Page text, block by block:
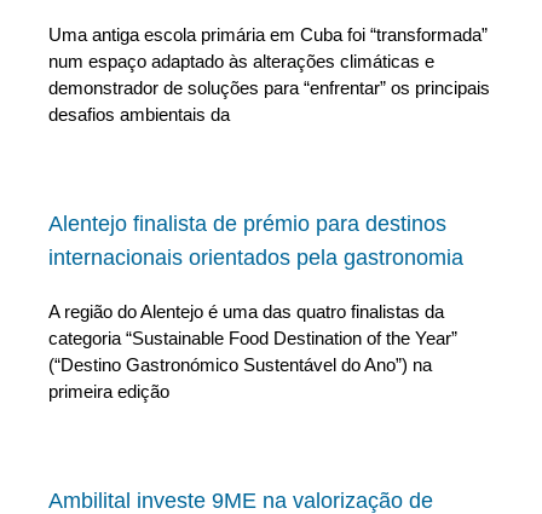
Uma antiga escola primária em Cuba foi “transformada”
num espaço adaptado às alterações climáticas e
demonstrador de soluções para “enfrentar” os principais
desafios ambientais da
Alentejo finalista de prémio para destinos
internacionais orientados pela gastronomia
A região do Alentejo é uma das quatro finalistas da
categoria “Sustainable Food Destination of the Year”
(“Destino Gastronómico Sustentável do Ano”) na
primeira edição
Ambilital investe 9ME na valorização de